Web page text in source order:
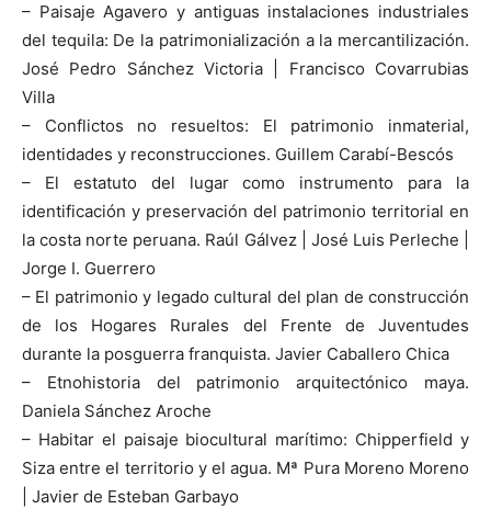
– Paisaje Agavero y antiguas instalaciones industriales
del tequila: De la patrimonialización a la mercantilización.
José Pedro Sánchez Victoria | Francisco Covarrubias
Villa
– Conflictos no resueltos: El patrimonio inmaterial,
identidades y reconstrucciones. Guillem Carabí-Bescós
– El estatuto del lugar como instrumento para la
identificación y preservación del patrimonio territorial en
la costa norte peruana. Raúl Gálvez | José Luis Perleche |
Jorge I. Guerrero
– El patrimonio y legado cultural del plan de construcción
de los Hogares Rurales del Frente de Juventudes
durante la posguerra franquista. Javier Caballero Chica
– Etnohistoria del patrimonio arquitectónico maya.
Daniela Sánchez Aroche
– Habitar el paisaje biocultural marítimo: Chipperfield y
Siza entre el territorio y el agua. Mª Pura Moreno Moreno
| Javier de Esteban Garbayo